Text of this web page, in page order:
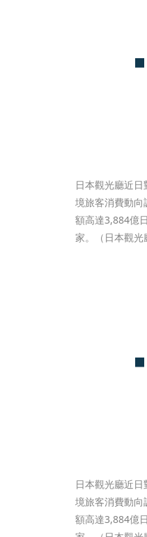
日本觀光廳近
境旅客消費動
額高達3,884億
家。（日本觀光
日本觀光廳近
境旅客消費動
額高達3,884億